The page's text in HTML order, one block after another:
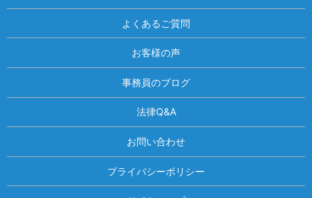
よくあるご質問
お客様の声
事務員のブログ
法律Q&A
お問い合わせ
プライバシーポリシー